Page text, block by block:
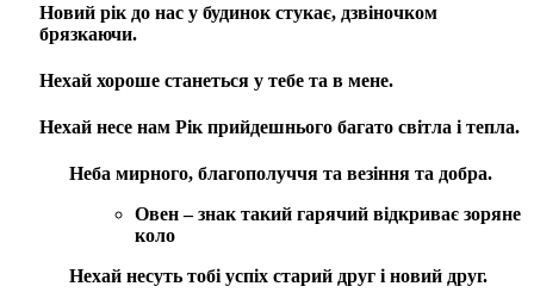
Новий рік до нас у будинок стукає, дзвіночком
брязкаючи.
Нехай хороше станеться у тебе та в мене.
Нехай несе нам Рік прийдешнього багато світла і тепла.
Неба мирного, благополуччя та везіння та добра.
Овен– знак такий гарячий відкриває зоряне
коло
Нехай несуть тобі успіх старий друг і новий друг.